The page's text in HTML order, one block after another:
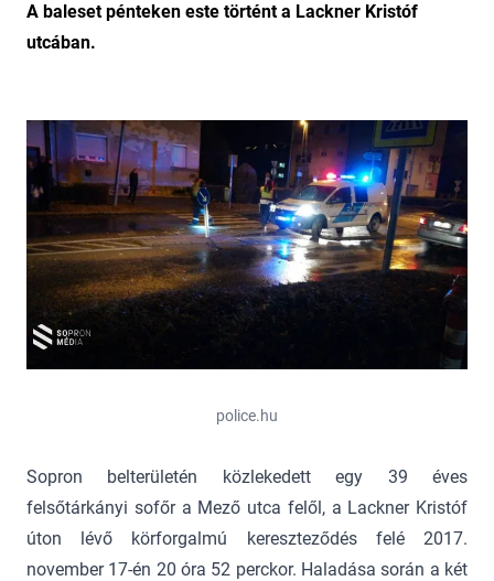
A baleset pénteken este történt a Lackner Kristóf
utcában.
police.hu
Sopron belterületén közlekedett egy 39 éves
felsőtárkányi sofőr a Mező utca felől, a Lackner Kristóf
úton lévő körforgalmú kereszteződés felé 2017.
november 17-én 20 óra 52 perckor. Haladása során a két